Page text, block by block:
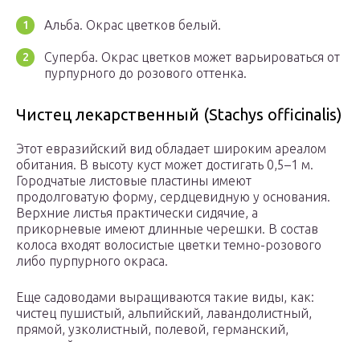
Альба. Окрас цветков белый.
Суперба. Окрас цветков может варьироваться от
пурпурного до розового оттенка.
Чистец лекарственный (Stachys officinalis)
Этот евразийский вид обладает широким ареалом
обитания. В высоту куст может достигать 0,5–1 м.
Городчатые листовые пластины имеют
продолговатую форму, сердцевидную у основания.
Верхние листья практически сидячие, а
прикорневые имеют длинные черешки. В состав
колоса входят волосистые цветки темно-розового
либо пурпурного окраса.
Еще садоводами выращиваются такие виды, как:
чистец пушистый, альпийский, лавандолистный,
прямой, узколистный, полевой, германский,